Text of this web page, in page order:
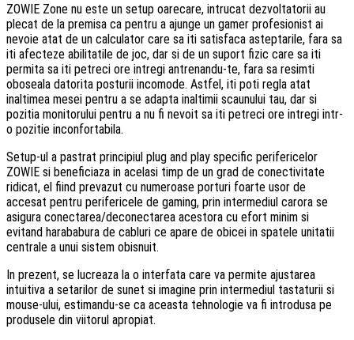
ZOWIE Zone nu este un setup oarecare, intrucat dezvoltatorii au
plecat de la premisa ca pentru a ajunge un gamer profesionist ai
nevoie atat de un calculator care sa iti satisfaca asteptarile, fara sa
iti afecteze abilitatile de joc, dar si de un suport fizic care sa iti
permita sa iti petreci ore intregi antrenandu-te, fara sa resimti
oboseala datorita posturii incomode. Astfel, iti poti regla atat
inaltimea mesei pentru a se adapta inaltimii scaunului tau, dar si
pozitia monitorului pentru a nu fi nevoit sa iti petreci ore intregi intr-
o pozitie inconfortabila.
Setup-ul a pastrat principiul plug and play specific perifericelor
ZOWIE si beneficiaza in acelasi timp de un grad de conectivitate
ridicat, el fiind prevazut cu numeroase porturi foarte usor de
accesat pentru perifericele de gaming, prin intermediul carora se
asigura conectarea/deconectarea acestora cu efort minim si
evitand harababura de cabluri ce apare de obicei in spatele unitatii
centrale a unui sistem obisnuit.
In prezent, se lucreaza la o interfata care va permite ajustarea
intuitiva a setarilor de sunet si imagine prin intermediul tastaturii si
mouse-ului, estimandu-se ca aceasta tehnologie va fi introdusa pe
produsele din viitorul apropiat.